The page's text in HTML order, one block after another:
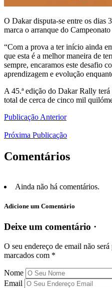
O Dakar disputa-se entre os dias
marca o arranque do
“Com a prova a ter início ainda
que esta é a melhor maneira de
sempre, encaramos este desafio
aprendizagem e evolução
A 45.ª edição do Dakar Rally
total de cerca de cinco mil
Publicação Anterior
Próxima Publicação
Comentários
Ainda não há comentários.
Adicione um Comentário
Deixe um comentário ·
O seu endereço de email não
marcados com *
Nome
Email